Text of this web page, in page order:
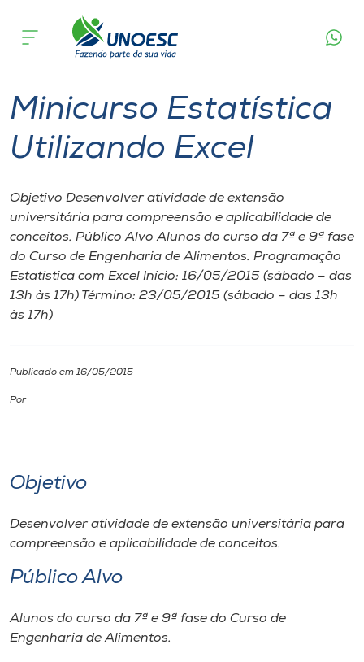
Cursos
Pesquisa
Portal de Ensino
A
Unoesc
I.nova
Cultura
CPA
Editora
acontece
Minicurso Estatística
Utilizando Excel
Objetivo Desenvolver atividade de extensão
universitária para compreensão e aplicabilidade de
conceitos. Público Alvo Alunos do curso da 7ª e 9ª fase
do Curso de Engenharia de Alimentos. Programação
Estatística com Excel Início: 16/05/2015 (sábado – das
13h às 17h) Término: 23/05/2015 (sábado – das 13h
às 17h)
Publicado em 16/05/2015
Por
Objetivo
Desenvolver atividade de extensão universitária para
compreensão e aplicabilidade de conceitos.
Público Alvo
Alunos do curso da 7ª e 9ª fase do Curso de
Engenharia de Alimentos.